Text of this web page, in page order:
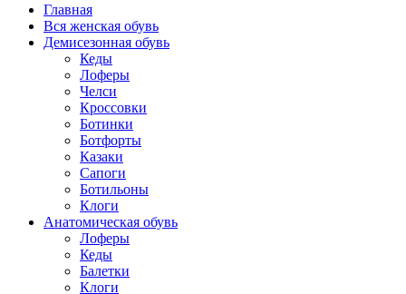
Главная
Вся женская обувь
Демисезонная обувь
Кеды
Лоферы
Челси
Кроссовки
Ботинки
Ботфорты
Казаки
Сапоги
Ботильоны
Клоги
Анатомическая обувь
Лоферы
Кеды
Балетки
Клоги